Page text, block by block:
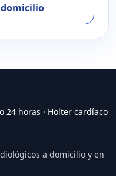
24 horas · Holter cardíaco
a domicilio y en